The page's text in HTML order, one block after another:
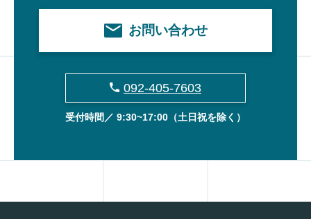
お問い合わせ
092-405-7603
受付時間／ 9:30~17:00 （土日祝を除く）